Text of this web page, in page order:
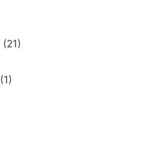
(21)
(1)